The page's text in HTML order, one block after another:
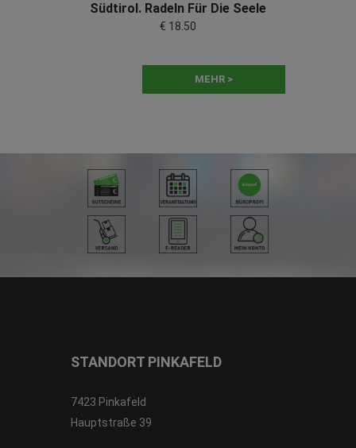
Südtirol. Radeln Für Die Seele
€ 18.50
MEHR >
STANDORT PINKAFELD
7423 Pinkafeld
Hauptstraße 39